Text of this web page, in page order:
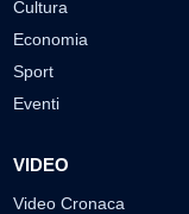
Cultura
Economia
Sport
Eventi
VIDEO
Video Cronaca